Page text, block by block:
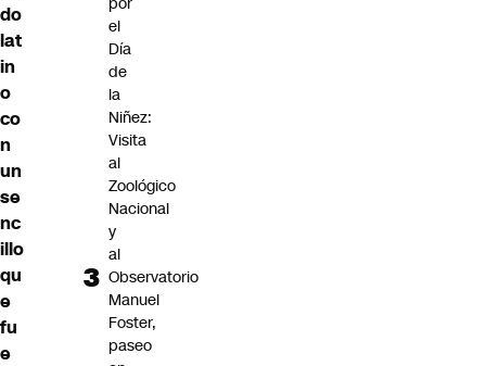
do
lat
in
o
co
n
un
se
nc
illo
qu
e
fu
e
el
Día
de
la
Niñez:
Visita
al
Zoológico
Nacional
y
al
Observatorio
Manuel
Foster,
paseo